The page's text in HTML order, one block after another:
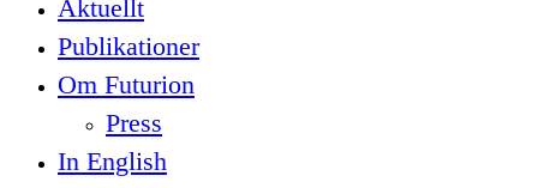
Aktuellt
Publikationer
Om Futurion
Press
In English